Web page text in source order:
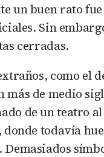
un buen rato
Sin
cerradas.
como el
de medio
de un teatro
donde todavía
Demasiados